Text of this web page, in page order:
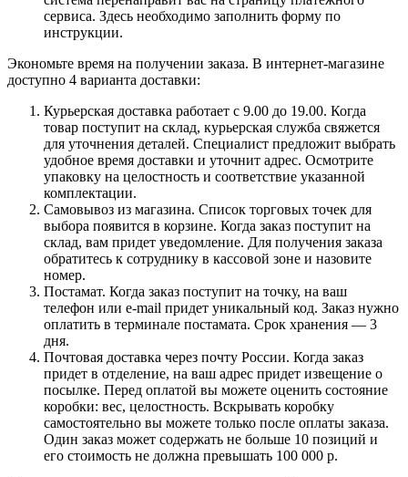
сервиса. Здесь необходимо заполнить форму по
инструкции.
Экономьте время на получении заказа. В интернет-магазине
доступно 4 варианта доставки:
Курьерская доставка работает с 9.00 до 19.00. Когда
товар поступит на склад, курьерская служба свяжется
для уточнения деталей. Специалист предложит выбрать
удобное время доставки и уточнит адрес. Осмотрите
упаковку на целостность и соответствие указанной
комплектации.
Самовывоз из магазина. Список торговых точек для
выбора появится в корзине. Когда заказ поступит на
склад, вам придет уведомление. Для получения заказа
обратитесь к сотруднику в кассовой зоне и назовите
номер.
Постамат. Когда заказ поступит на точку, на ваш
телефон или e-mail придет уникальный код. Заказ нужно
оплатить в терминале постамата. Срок хранения — 3
дня.
Почтовая доставка через почту России. Когда заказ
придет в отделение, на ваш адрес придет извещение о
посылке. Перед оплатой вы можете оценить состояние
коробки: вес, целостность. Вскрывать коробку
самостоятельно вы можете только после оплаты заказа.
Один заказ может содержать не больше 10 позиций и
его стоимость не должна превышать 100 000 р.